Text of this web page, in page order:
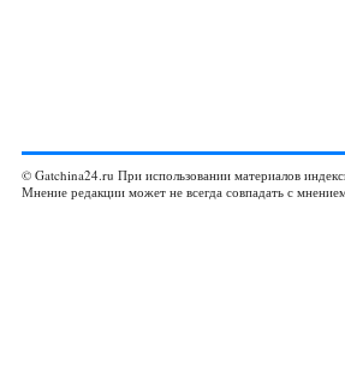
© Gatchina24.ru При использовании материалов
Мнение редакции может не всегда совпадать с